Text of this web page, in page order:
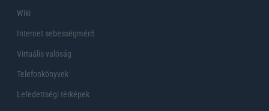
Wiki
Internet sebességmérő
Virtuális valóság
Telefonkönyvek
Lefedettségi térképek